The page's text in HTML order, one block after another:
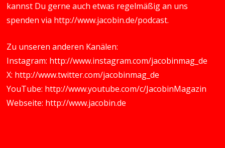
kannst Du gerne auch etwas regelmäßig an uns
spenden via http://www.jacobin.de/podcast.
Zu unseren anderen Kanälen:
Instagram: http://www.instagram.com/jacobinmag_de
X: http://www.twitter.com/jacobinmag_de
YouTube: http://www.youtube.com/c/JacobinMagazin
Webseite: http://www.jacobin.de